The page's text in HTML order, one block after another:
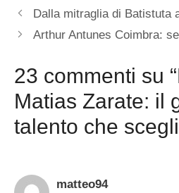
Dalla mitraglia di Batistuta
Arthur Antunes Coimbra:
23 commenti su
Matias Zarate: il
talento che
matteo94